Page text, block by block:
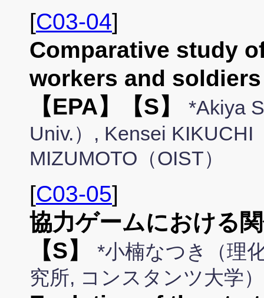
[C03-04]
Comparative study
workers and
【EPA】【S】
*Akiya
Univ.）, Kensei KIKUCHI
MIZUMOTO（OIST）
[C03-05]
協力ゲームにおける
【S】
*小楠なつき（理
究所, コンスタンツ大学）